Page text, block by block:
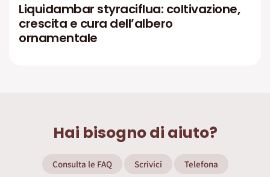
Liquidambar styraciflua: coltivazione,
crescita e cura dell’albero
ornamentale
Hai bisogno di aiuto?
Consulta le FAQ Scrivici Telefona